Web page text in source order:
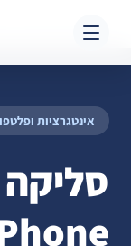
מַעֲרֶכֶת
הַמְּסַיַּעַת
הָאֲתָר.
בלוג
אינטגרציות